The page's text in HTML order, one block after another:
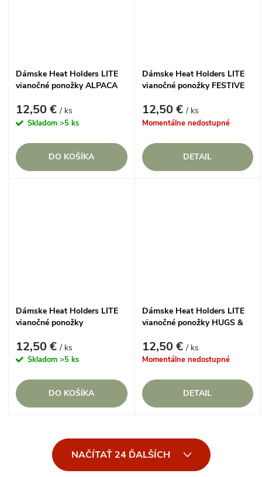
Dámske Heat Holders LITE
vianočné ponožky ALPACA
12,50 €/ ks
Skladom >5 ks
DO KOŠÍKA
Dámske Heat Holders LITE
vianočné ponožky FESTIVE
12,50 €/ ks
Momentálne nedostupné
DETAIL
Dámske Heat Holders LITE
vianočné ponožky
12,50 €/ ks
Skladom >5 ks
DO KOŠÍKA
Dámske Heat Holders LITE
vianočné ponožky HUGS &
12,50 €/ ks
Momentálne nedostupné
DETAIL
NAČÍTAŤ 24 ĎALŠÍCH